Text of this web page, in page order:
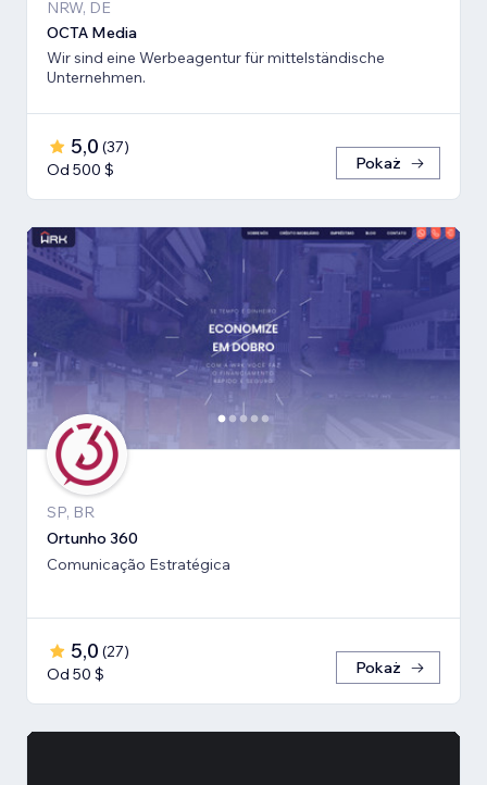
NRW, DE
OCTA Media
Wir sind eine Werbeagentur für mittelständische
Unternehmen.
5,0 (37)
Od 500 $
Pokaż
SP, BR
Ortunho 360
Comunicação Estratégica
5,0 (27)
Od 50 $
Pokaż